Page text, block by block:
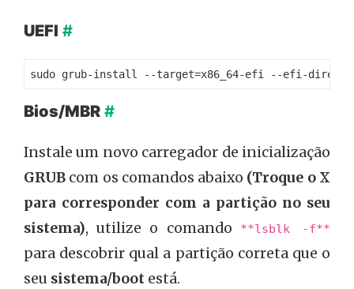
UEFI #
Bios/MBR #
Instale um novo carregador de inicialização
GRUB com os comandos abaixo (Troque o X
para corresponder com a partição no seu
sistema), utilize o comando **lsblk -f**
para descobrir qual a partição correta que o
seu sistema/boot está.